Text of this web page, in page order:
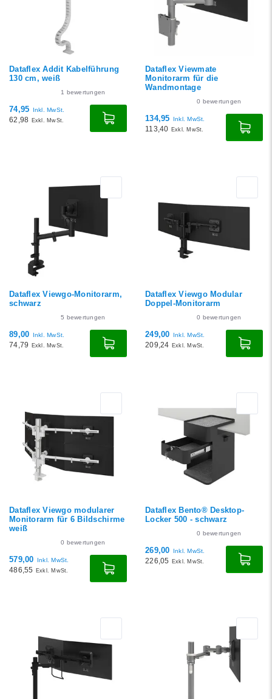
Dataflex Addit Kabelführung
130 cm, weiß
1 bewertungen
74,95 Inkl. MwSt.
62,98 Exkl. MwSt.
Dataflex Viewmate
Monitorarm für die
Wandmontage
0 bewertungen
134,95 Inkl. MwSt.
113,40 Exkl. MwSt.
Dataflex Viewgo-Monitorarm,
schwarz
5 bewertungen
89,00 Inkl. MwSt.
74,79 Exkl. MwSt.
Dataflex Viewgo Modular
Doppel-Monitorarm
0 bewertungen
249,00 Inkl. MwSt.
209,24 Exkl. MwSt.
Dataflex Viewgo modularer
Monitorarm für 6 Bildschirme
weiß
0 bewertungen
579,00 Inkl. MwSt.
486,55 Exkl. MwSt.
Dataflex Bento® Desktop-
Locker 500 - schwarz
0 bewertungen
269,00 Inkl. MwSt.
226,05 Exkl. MwSt.